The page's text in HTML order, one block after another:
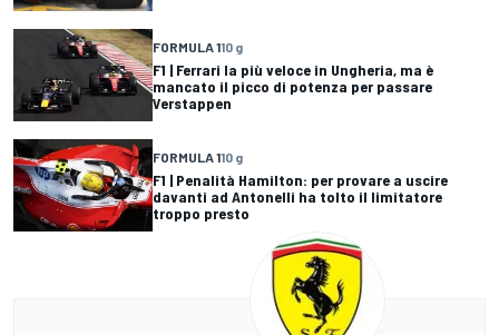
FORMULA 110 g
F1 | Ferrari la più veloce in Ungheria, ma è
mancato il picco di potenza per passare
Verstappen
FORMULA 110 g
F1 | Penalità Hamilton: per provare a uscire
davanti ad Antonelli ha tolto il limitatore
troppo presto